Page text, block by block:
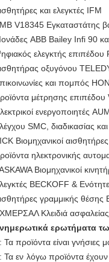
και ελεγκτές IFM
V18345 Εγκαταστάτης
ABB Bailey Infi 90
ελεγκτής
οξυγόνου
και πομπός
μέτρησης επιπέδου
ενεργοποιητές
SMC, διαδικασίας
Βιομηχανικοί αισθητήρες
ηλεκτρονικής
Βιομηχανικοί
BECKOFF &
γραμμικής θέσης
Κλειδιά
ερωτήματα
Τα προϊόντα είναι γνήσιες
Τα εν λόγω προϊόντα